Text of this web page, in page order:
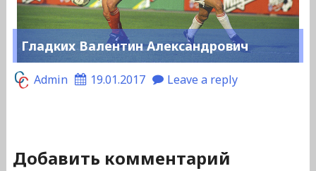
Гладких Валентин Александрович
Admin 19.01.2017 Leave a reply
Добавить комментарий